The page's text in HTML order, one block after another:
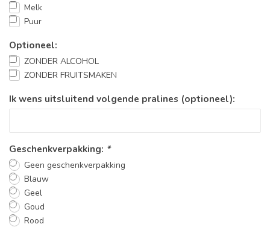
Melk
Puur
Optioneel:
ZONDER ALCOHOL
ZONDER FRUITSMAKEN
Ik wens uitsluitend volgende pralines (optioneel):
Geschenkverpakking: *
Geen geschenkverpakking
Blauw
Geel
Goud
Rood